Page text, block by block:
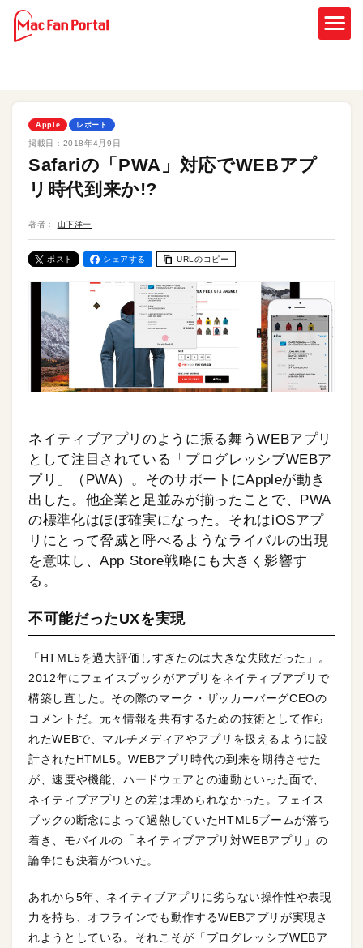
Apple レポート
掲載日： 2018年4月9日
Safariの「PWA」対応でWEBアプ
リ時代到来か!?
著者： 山下洋一
ポスト シェアする URLのコピー
ネイティブアプリのように振る舞うWEBアプリ
として注目されている「プログレッシブWEBア
プリ」（PWA）。そのサポートにAppleが動き
出した。他企業と足並みが揃ったことで、PWA
の標準化はほぼ確実になった。それはiOSアプ
リにとって脅威と呼べるようなライバルの出現
を意味し、App Store戦略にも大きく影響す
る。
不可能だったUXを実現
「HTML5を過大評価しすぎたのは大きな失敗だった」。
2012年にフェイスブックがアプリをネイティブアプリで
構築し直した。その際のマーク・ザッカーバーグCEOの
コメントだ。元々情報を共有するための技術として作ら
れたWEBで、マルチメディアやアプリを扱えるように設
計されたHTML5。WEBアプリ時代の到来を期待させた
が、速度や機能、ハードウェアとの連動といった面で、
ネイティブアプリとの差は埋められなかった。フェイス
ブックの断念によって過熱していたHTML5ブームが落ち
着き、モバイルの「ネイティブアプリ対WEBアプリ」の
論争にも決着がついた。
あれから5年、ネイティブアプリに劣らない操作性や表現
力を持ち、オフラインでも動作するWEBアプリが実現さ
れようとしている。それこそが「プログレッシブWEBア